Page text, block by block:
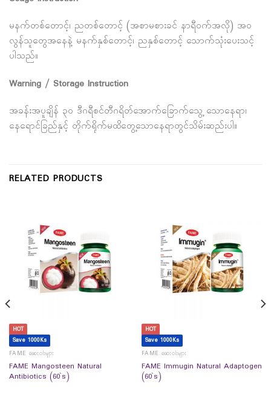
မနက်တစ်တောင့်၊ ညတစ်တောင့် (အစာမစားခင် နာရီဝက်အလို) အဝ
လွန်သူတွေအနေနဲ့ မနက်နှစ်တောင့်၊ ညနှစ်တောင့် သောက်သုံးပေးသင့်
ပါသည်။
Warning / Storage Instruction
အခန်းအပူချိန် ၃၀ ဒီဂရီစင်တီဂရိတ်အောက်ခြောက်သွေ့ သောနေရာ၊
နေရောင်ခြည်နှင့် တိုက်ရိုက်မထိတွေ့သောနေရာတွင်သိမ်းဆည်းပါ။
RELATED PRODUCTS
HOT
Save 1000Ks
FAME ဆေးဝါးများ
FAME Mangosteen Natural
Antibiotics (60`s)
HOT
Save 1000Ks
FAME ဆေးဝါးများ
FAME Immugin Natural Adaptogen
(60`s)